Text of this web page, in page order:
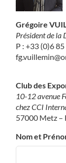
Grégoire
Président de la
P : +33 (0)6
Club des
10-12 avenue
chez CCI
57000 Metz –
Nom et